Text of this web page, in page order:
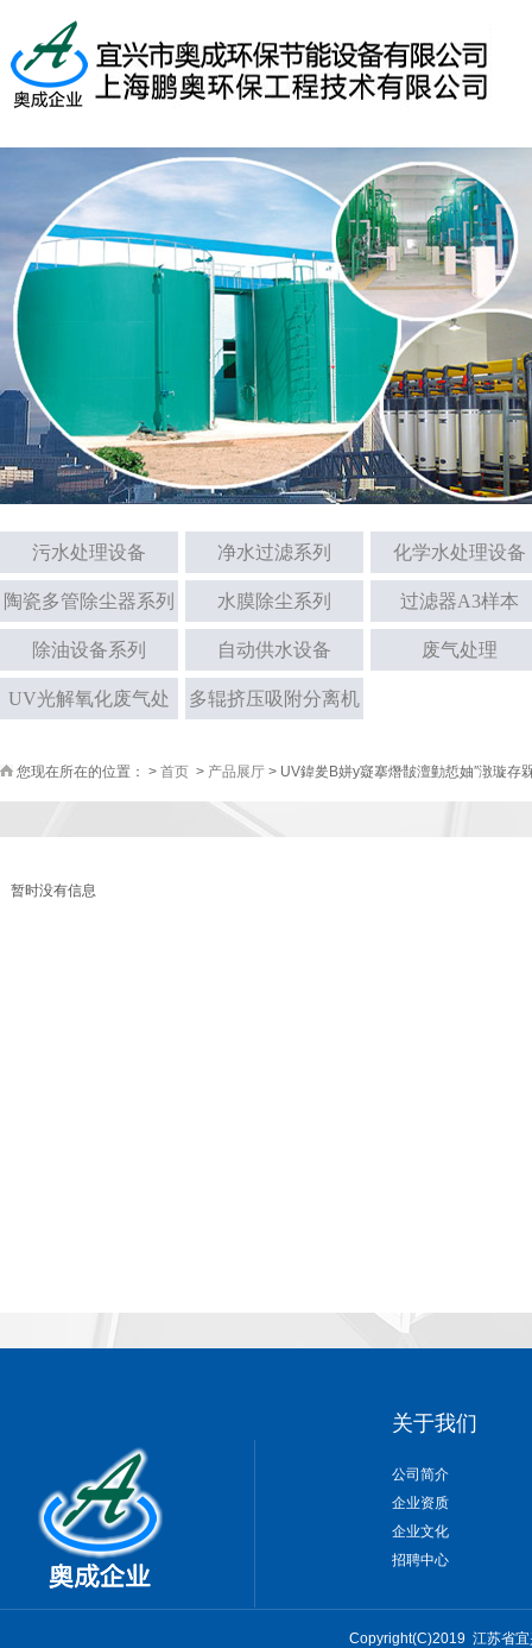
污水处理设备 净水过滤系列 化学水处理设备
陶瓷多管除尘器系列 水膜除尘系列 过滤器A3样本
除油设备系列 自动供水设备 废气处理
UV光解氧化废气处 多辊挤压吸附分离机
您现在所在的位置： > 首页 > 产品展厅 > UV鍏夎В姘у寲搴熸皵澶勭悊妯″潡璇存
暂时没有信息
关于我们
公司简介
企业资质
企业文化
招聘中心
Copyright(C)2019 江苏省